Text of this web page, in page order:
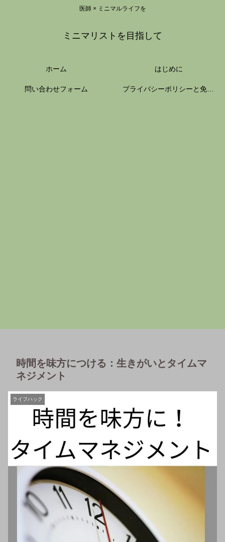
医師 × ミニマルライフを
ミニマリストを目指して
ホーム はじめに
問い合わせフォーム プライバシーポリシーと免責事項
時間を味方につける：生きがいとタイムマ
ネジメント
ライフハック